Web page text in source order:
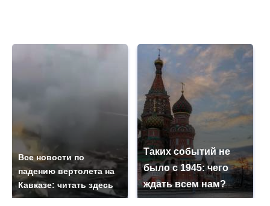
Все новости по
падению вертолета на
Кавказе: читать здесь
Таких событий не
было с 1945: чего
ждать всем нам?